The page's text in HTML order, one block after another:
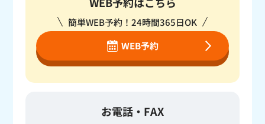
簡単WEB予約！24時間365日OK
WEB予約
お電話・FAX